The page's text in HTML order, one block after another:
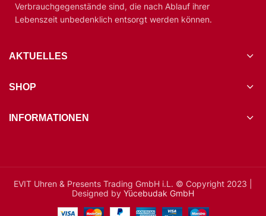
Verbrauchgegenstände sind, die nach Ablauf ihrer
Lebenszeit unbedenklich entsorgt werden können.
AKTUELLES
SHOP
INFORMATIONEN
EVIT Uhren & Presents Trading GmbH i.L. © Copyright 2023 |
Designed by Yücebudak GmbH